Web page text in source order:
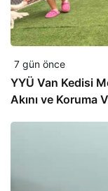
7 gün önce
YYÜ Van Kedisi
Akını ve Koruma